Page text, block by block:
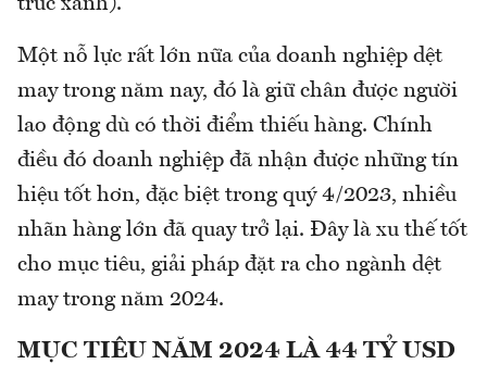
Một nỗ lực rất lớn nữa của doanh nghiệp dệt
may trong năm nay, đó là giữ chân được người
lao động dù có thời điểm thiếu hàng. Chính
điều đó doanh nghiệp đã nhận được những tín
hiệu tốt hơn, đặc biệt trong quý 4/2023, nhiều
nhãn hàng lớn đã quay trở lại. Đây là xu thế tốt
cho mục tiêu, giải pháp đặt ra cho ngành dệt
may trong năm 2024.
MỤC TIÊU NĂM 2024 LÀ 44 TỶ USD